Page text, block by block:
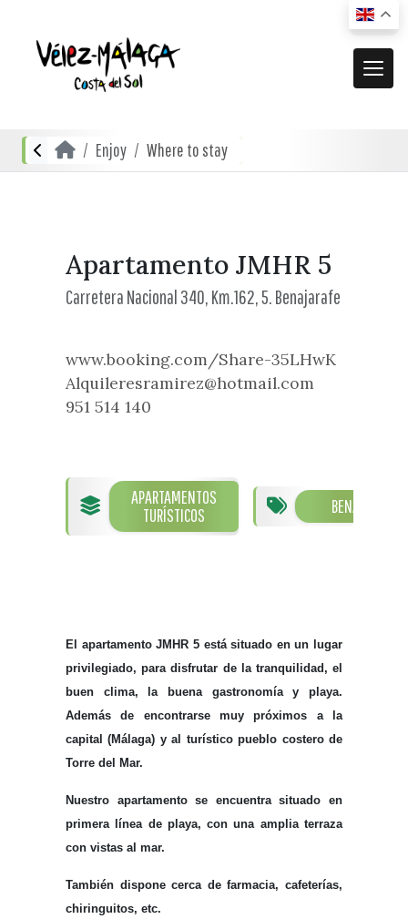
El municipio
Mapa interactivo
Localidades Costeras
Localidades de Interior
Vélez Málaga Local Council
Tourist Information Desk
Sectores
Handicraft
Companies that sell subtropical
produce
ENJOY
Where to eat and drink
Where to stay
What to see
Fiestas de singularidad turística
Semana Santa de Vélez-
RECURSOS
Vídeos promocionales
Folletos turísticos
Planos
Town Hall telephone numbers and
addresses
Enjoy Where to stay
Apartamento JMHR 5
Carretera Nacional 340, Km.162, 5. Benajarafe
www.booking.com/Share-35LHwK
Alquileresramirez@hotmail.com
951 514 140
APARTAMENTOS
TURÍSTICOS
BENAJARAFE
El apartamento JMHR 5 está situado en un lugar
privilegiado, para disfrutar de la tranquilidad, el
buen clima, la buena gastronomía y playa.
Además de encontrarse muy próximos a la
capital (Málaga) y al turístico pueblo costero de
Torre del Mar.
Nuestro apartamento se encuentra situado en
primera línea de playa, con una amplia terraza
con vistas al mar.
También dispone cerca de farmacia, cafeterías,
chiringuitos, etc.